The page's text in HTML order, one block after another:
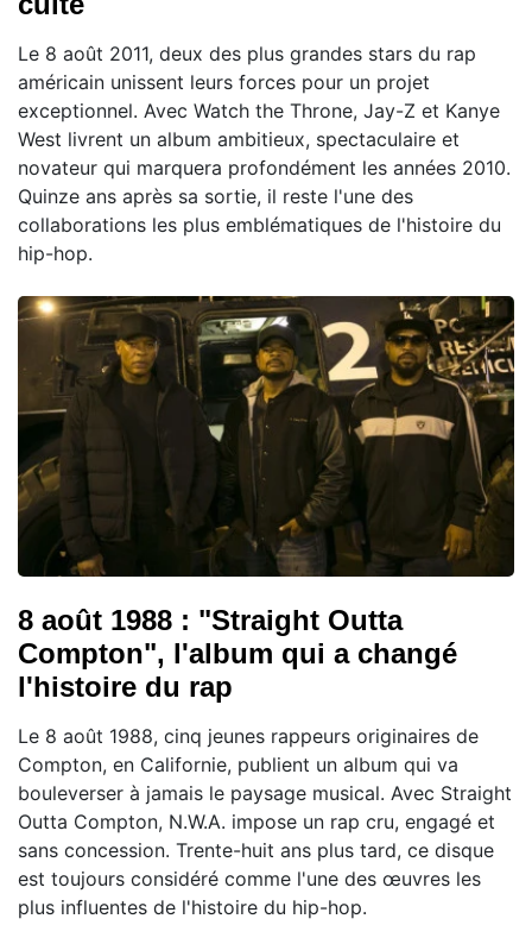
Le 8 août 2011, deux des plus grandes stars du rap
américain unissent leurs forces pour un projet
exceptionnel. Avec Watch the Throne, Jay-Z et Kanye
West livrent un album ambitieux, spectaculaire et
novateur qui marquera profondément les années 2010.
Quinze ans après sa sortie, il reste l'une des
collaborations les plus emblématiques de l'histoire du
hip-hop.
8 août 1988 : "Straight Outta
Compton", l'album qui a changé
l'histoire du rap
Le 8 août 1988, cinq jeunes rappeurs originaires de
Compton, en Californie, publient un album qui va
bouleverser à jamais le paysage musical. Avec Straight
Outta Compton, N.W.A. impose un rap cru, engagé et
sans concession. Trente-huit ans plus tard, ce disque
est toujours considéré comme l'une des œuvres les
plus influentes de l'histoire du hip-hop.